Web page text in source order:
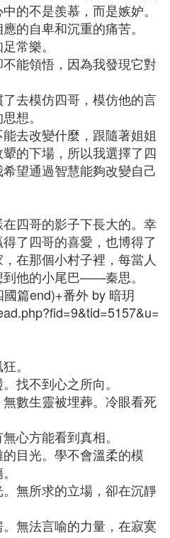
的不是羨慕，而是嫉妒。
的自卑和沉重的痛苦。
常樂。
能領悟，因為我發現它對
去模仿四哥，模仿他的言
想。
去改變什麼，跟隨著姐姐
的下場，所以我選擇了四
望通過智慧能夠改變自己
四哥的影子下長大的。幸
了四哥的喜愛，也博得了
在那個小村子裡，每當人
他的小尾巴——秦思。
篇end)+番外 by 暗玥
。
找不到心之所向。
數生靈被埋葬。冷眼看死
心方能看到真相。
目光。學不會溫柔的模
無所求的立場，卻在沉靜
無法言喻的力量，在寂寞